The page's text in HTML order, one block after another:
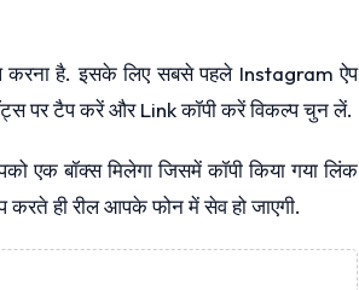
करना है. इसके लिए सबसे पहले Instagram ऐप
पर टैप करें और Link कॉपी करें विकल्प चुन लें.
एक बॉक्स मिलेगा जिसमें कॉपी किया गया लिंक
करते ही रील आपके फोन में सेव हो जाएगी.